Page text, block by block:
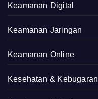
Keamanan Digital
Keamanan Jaringan
Keamanan Online
Kesehatan & Kebugaran